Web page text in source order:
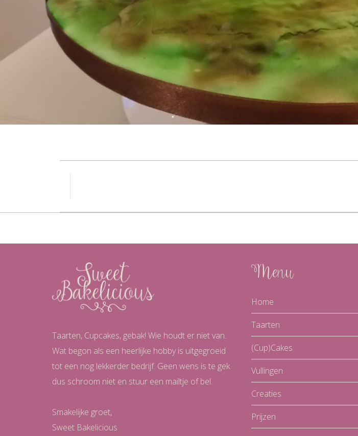
Taarten, Cupcakes, gebak! Wie houdt er niet van.
Wat begon als een heerlijke hobby is uitgegroeid
tot een nog lekkerder bedrijf. Geen wens is te gek
dus schroom niet en stuur een mailtje of bel.
Smakelijke groet,
Sweet Bakelicious
Menu
Home
Taarten
(Cup)Cakes
Vullingen
Creaties
Prijzen